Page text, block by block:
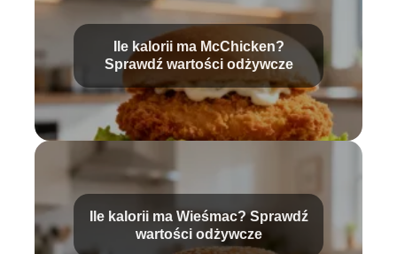
Ile kalorii ma McChicken?
Sprawdź wartości odżywcze
Ile kalorii ma Wieśmac? Sprawdź
wartości odżywcze